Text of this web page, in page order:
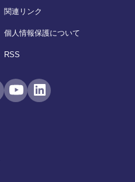
関連リンク
個人情報保護について
RSS